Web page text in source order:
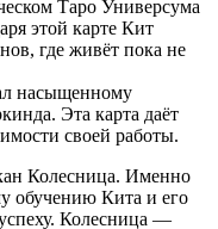
Таро Универсума
этой карте Кит
где живёт пока не
насыщенному
Эта карта даёт
своей работы.
Колесница. Именно
обучению Кита и его
Колесница —